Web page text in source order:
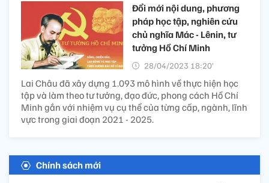
Đổi mới nội dung, phương
pháp học tập, nghiên cứu
chủ nghĩa Mác - Lênin, tư
tưởng Hồ Chí Minh
28/04/2023 18:20’
Lai Châu đã xây dựng 1.093 mô hình về thực hiện học
tập và làm theo tư tưởng, đạo đức, phong cách Hồ Chí
Minh gắn với nhiệm vụ cụ thể của từng cấp, ngành, lĩnh
vực trong giai đoạn 2021 - 2025.
Chính sách mới